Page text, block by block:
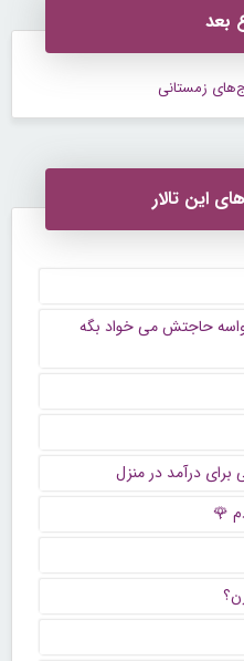
بعد
زمستانی
این تالار
حاجتش می خواد بگه
درآمد در منزل
🌹